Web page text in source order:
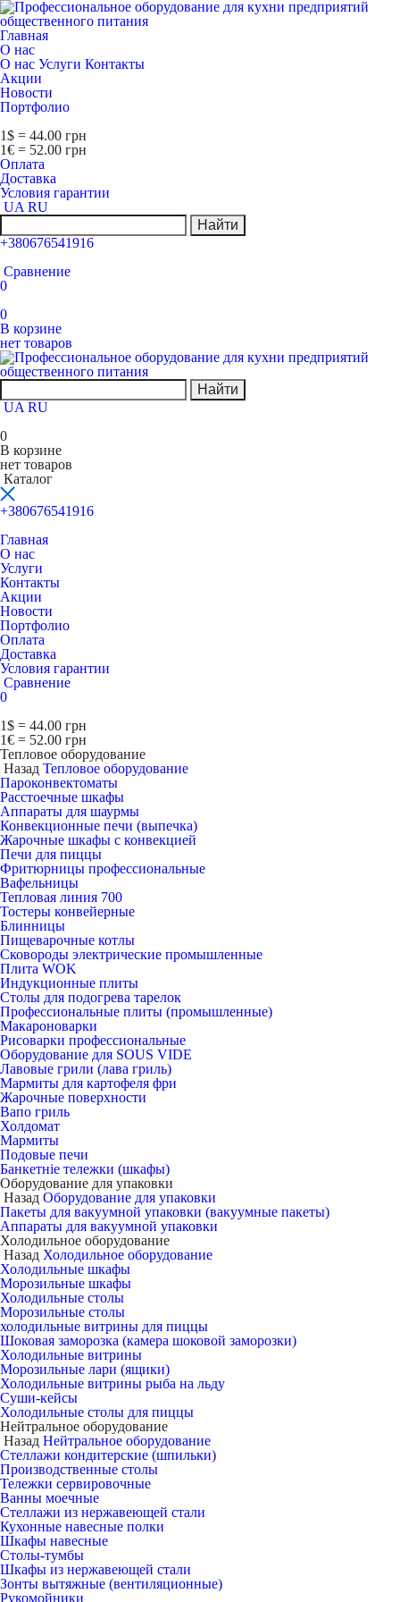
Главная
О нас
О нас Услуги Контакты
Акции
Новости
Портфолио
1$ = 44.00 грн
1€ = 52.00 грн
Оплата
Доставка
Условия гарантии
UA RU
Найти
+380676541916
Сравнение
0
0
В корзине
нет товаров
Найти
UA RU
0
В корзине
нет товаров
Каталог
+380676541916
Главная
О нас
Услуги
Контакты
Акции
Новости
Портфолио
Оплата
Доставка
Условия гарантии
Сравнение
0
1$ = 44.00 грн
1€ = 52.00 грн
Тепловое оборудование
Назад Тепловое оборудование
Пароконвектоматы
Расcтоечные шкафы
Аппараты для шаурмы
Конвекционные печи (выпечка)
Жарочные шкафы с конвекцией
Печи для пиццы
Фритюрницы профессиональные
Вафельницы
Тепловая линия 700
Тостеры конвейерные
Блинницы
Пищеварочные котлы
Сковороды электрические промышленные
Плита WOK
Индукционные плиты
Столы для подогрева тарелок
Профессиональные плиты (промышленные)
Макароноварки
Рисоварки профессиональные
Оборудование для SOUS VIDE
Лавовые грили (лава гриль)
Мармиты для картофеля фри
Жарочные поверхности
Вапо гриль
Холдомат
Мармиты
Подовые печи
Банкетніе тележки (шкафы)
Оборудование для упаковки
Назад Оборудование для упаковки
Пакеты для вакуумной упаковки (вакуумные пакеты)
Аппараты для вакуумной упаковки
Холодильное оборудование
Назад Холодильное оборудование
Холодильные шкафы
Морозильные шкафы
Холодильные столы
Морозильные столы
холодильные витрины для пиццы
Шоковая заморозка (камера шоковой заморозки)
Холодильные витрины
Морозильные лари (ящики)
Холодильные витрины рыба на льду
Суши-кейсы
Холодильные столы для пиццы
Нейтральное оборудование
Назад Нейтральное оборудование
Стеллажи кондитерские (шпильки)
Производственные столы
Тележки сервировочные
Ванны моечные
Стеллажи из нержавеющей стали
Кухонные навесные полки
Шкафы навесные
Столы-тумбы
Шкафы из нержавеющей стали
Зонты вытяжные (вентиляционные)
Рукомойники